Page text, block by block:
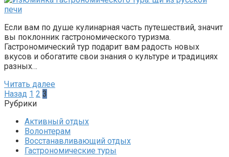
Если вам по душе кулинарная часть путешествий, значит
вы поклонник гастрономического туризма.
Гастрономический тур подарит вам радость новых
вкусов и обогатите свои знания о культуре и традициях
разных…
Читать далее
Пагинация
записей
Назад 1 2 3
Рубрики
Активный отдых
Волонтерам
Восстанавливающий отдых
Гастрономические туры